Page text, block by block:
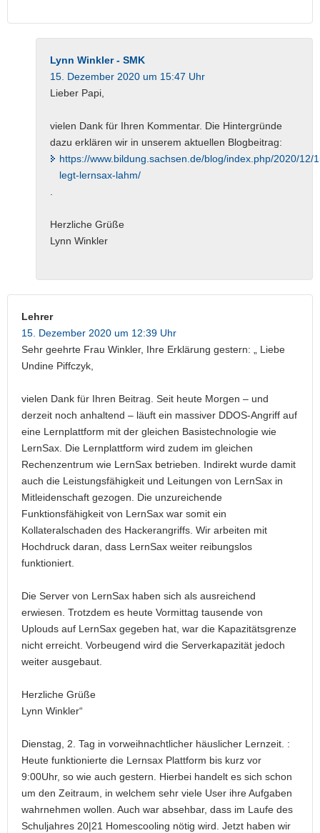
Lynn Winkler - SMK
15. Dezember 2020 um 15:47 Uhr
Lieber Papi,
vielen Dank für Ihren Kommentar. Die Hintergründe
dazu erklären wir in unserem aktuellen Blogbeitrag:
https://www.bildung.sachsen.de/blog/index.php/2020/12/
legt-lernsax-lahm/
Herzliche Grüße
Lynn Winkler
Lehrer
15. Dezember 2020 um 12:39 Uhr
Sehr geehrte Frau Winkler, Ihre Erklärung gestern: „ Liebe
Undine Piffczyk,
vielen Dank für Ihren Beitrag. Seit heute Morgen – und
derzeit noch anhaltend – läuft ein massiver DDOS-Angriff auf
eine Lernplattform mit der gleichen Basistechnologie wie
LernSax. Die Lernplattform wird zudem im gleichen
Rechenzentrum wie LernSax betrieben. Indirekt wurde damit
auch die Leistungsfähigkeit und Leitungen von LernSax in
Mitleidenschaft gezogen. Die unzureichende
Funktionsfähigkeit von LernSax war somit ein
Kollateralschaden des Hackerangriffs. Wir arbeiten mit
Hochdruck daran, dass LernSax weiter reibungslos
funktioniert.
Die Server von LernSax haben sich als ausreichend
erwiesen. Trotzdem es heute Vormittag tausende von
Uplouds auf LernSax gegeben hat, war die Kapazitätsgrenze
nicht erreicht. Vorbeugend wird die Serverkapazität jedoch
weiter ausgebaut.
Herzliche Grüße
Lynn Winkler“
Dienstag, 2. Tag in vorweihnachtlicher häuslicher Lernzeit. :
Heute funktionierte die Lernsax Plattform bis kurz vor
9:00Uhr, so wie auch gestern. Hierbei handelt es sich schon
um den Zeitraum, in welchem sehr viele User ihre Aufgaben
wahrnehmen wollen. Auch war absehbar, dass im Laufe des
Schuljahres 20|21 Homescooling nötig wird. Jetzt haben wir